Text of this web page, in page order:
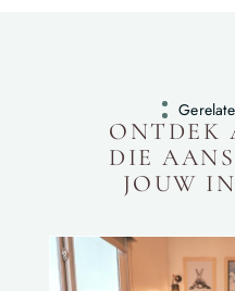
ONTDEK
DIE
JOUW